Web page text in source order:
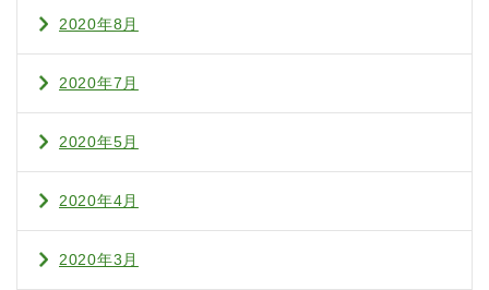
2020年8月
2020年7月
2020年5月
2020年4月
2020年3月